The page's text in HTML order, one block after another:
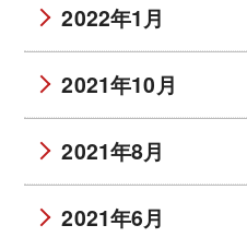
2022年1月
2021年10月
2021年8月
2021年6月